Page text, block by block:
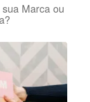
Marca ou